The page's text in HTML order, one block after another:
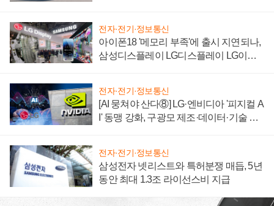
전자·전기·정보통신
아이폰18 '메모리 부족'에 출시 지연되나,
삼성디스플레이 LG디스플레이 LG이노
전자·전기·정보통신
[AI 뭉쳐야 산다⑧] LG·엔비디아 '피지컬 A
I' 동맹 강화, 구광모 제조·데이터·기술 결
전자·전기·정보통신
삼성전자 넷리스트와 특허분쟁 매듭, 5년
동안 최대 1.3조 라이선스비 지급